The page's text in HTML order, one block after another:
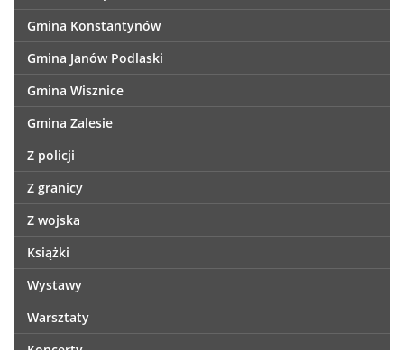
Gmina Konstantynów
Gmina Janów Podlaski
Gmina Wisznice
Gmina Zalesie
Z policji
Z granicy
Z wojska
Książki
Wystawy
Warsztaty